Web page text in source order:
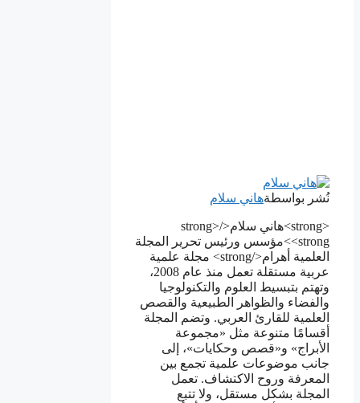
نُشر بواسطةهاني سلام
<strong>هاني سلام</strong>
<strong>مؤسس ورئيس تحرير المجلة
العلمية أهرام</strong> مجلة علمية
عربية مستقلة تعمل منذ عام 2008،
وتهتم بتبسيط العلوم والتكنولوجيا
والفضاء والظواهر الطبيعية والقصص
العلمية للقارئ العربي. وتضم المجلة
أقسامًا متنوعة مثل «مجموعة
الأبراج» و«قصص وحكايات»، إلى
جانب موضوعات علمية تجمع بين
المعرفة وروح الاكتشاف. تعمل
المجلة بشكل مستقل، ولا تتبع